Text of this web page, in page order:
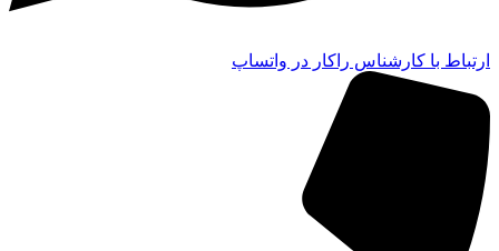
ارتباط با کارشناس راکار در واتساپ